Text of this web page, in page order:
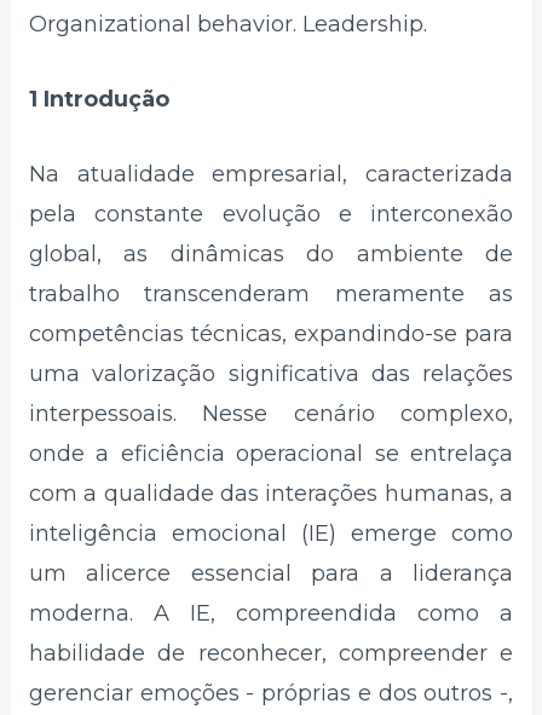
Organizational behavior. Leadership.
1 Introdução
Na atualidade empresarial, caracterizada
pela constante evolução e interconexão
global, as dinâmicas do ambiente de
trabalho transcenderam meramente as
competências técnicas, expandindo-se para
uma valorização significativa das relações
interpessoais. Nesse cenário complexo,
onde a eficiência operacional se entrelaça
com a qualidade das interações humanas, a
inteligência emocional (IE) emerge como
um alicerce essencial para a liderança
moderna. A IE, compreendida como a
habilidade de reconhecer, compreender e
gerenciar emoções - próprias e dos outros -,